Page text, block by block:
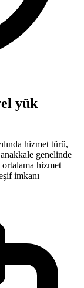
yük
hizmet türü,
genelinde
hizmet
imkanı